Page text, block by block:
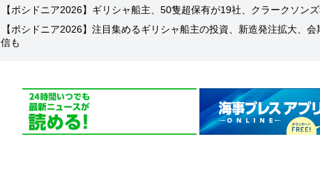
【ポシドニア2026】ギリシャ船主、50隻超保有が19社、クラークソン
【ポシドニア2026】注目集めるギリシャ船主の投資、新造発注拡大、
信も